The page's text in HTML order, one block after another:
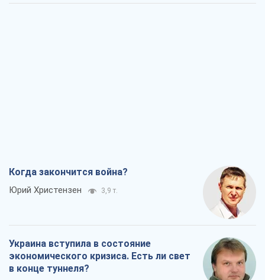
Когда закончится война?
Юрий Христензен 3,9 т.
Украина вступила в состояние
экономического кризиса. Есть ли свет
в конце туннеля?